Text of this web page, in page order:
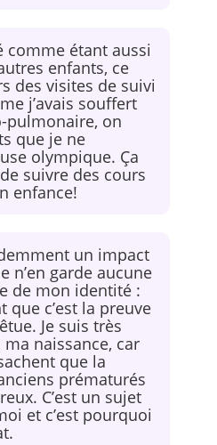
comme étant aussi
enfants, ce
des visites de suivi
j’avais souffert
pulmonaire, on
que je ne
olympique. Ça
suivre des cours
enfance!
un impact
n’en garde aucune
de mon identité :
c’est la preuve
Je suis très
naissance, car
que la
prématurés
C’est un sujet
et c’est pourquoi